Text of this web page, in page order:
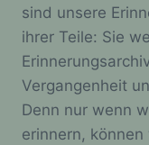
sind unsere
ihrer Teile: Sie
Vergangenheit
Denn nur wenn
erinnern,
werden können.
Möglichkeit frei,
jederzeit
Datenbestand
Der für die